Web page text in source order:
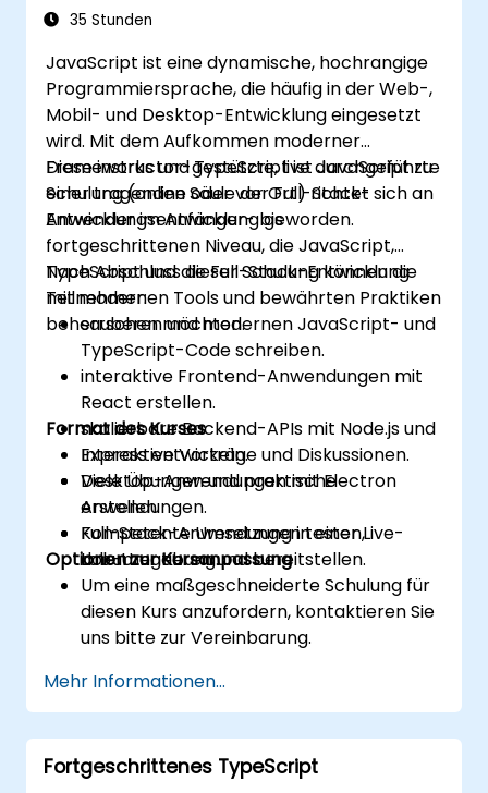
35 Stunden
JavaScript ist eine dynamische, hochrangige
Programmiersprache, die häufig in der Web-,
Mobil- und Desktop-Entwicklung eingesetzt
wird. Mit dem Aufkommen moderner
Frameworks und TypeScript ist JavaScript zu
einer tragenden Säule der Full-Stack-
Anwendungs­entwicklung geworden.
Diese instructor-gestützte, live durchgeführte
Schulung (online oder vor Ort) richtet sich an
Entwickler im Anfänger- bis
fortgeschrittenen Niveau, die JavaScript,
TypeScript und die Full-Stack-Entwicklung
mit modernen Tools und bewährten Praktiken
beherrschen möchten.
Nach Abschluss dieser Schulung können die
Teilnehmer:
sauberen und modernen JavaScript- und
TypeScript-Code schreiben.
interaktive Frontend-Anwendungen mit
React erstellen.
skalierbare Backend-APIs mit Node.js und
Express entwickeln.
Desktop-Anwendungen mit Electron
erstellen.
Full-Stack-Anwendungen testen,
dokumentieren und bereitstellen.
Format des Kurses
Interaktive Vorträge und Diskussionen.
Viele Übungen und praktische
Anwendungen.
Kompetente Umsetzung in einer Live-
Lab-Umgebung.
Optionen zur Kursanpassung
Um eine maßgeschneiderte Schulung für
diesen Kurs anzufordern, kontaktieren Sie
uns bitte zur Vereinbarung.
Mehr Informationen...
Fortgeschrittenes TypeScript